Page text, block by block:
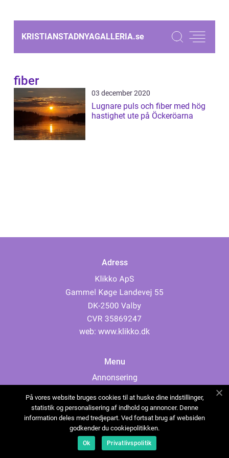
KRISTIANSTADNYAGALLERIA.se
fiber
03 december 2020
Lugnare puls och fiber med hög
hastighet ute på Öckeröarna
Adress
web: www.klikko.dk
Menu
Annonsering
Cookies
Kontakta oss
Sitemap
På vores website bruges cookies til at huske dine indstillinger,
statistik og personalisering af indhold og annoncer. Denne
information deles med tredjepart. Ved fortsat brug af websiden
godkender du cookiepolitikken.
Ok Privatlivspolitik